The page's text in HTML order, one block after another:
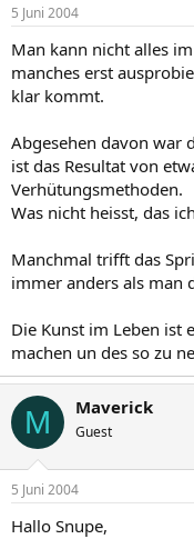
5 Juni 2004
Man kann nicht alles
manches erst
klar kommt.
Abgesehen davon war
ist das Resultat von
Verhütungsmethoden.
Was nicht heisst, das
Manchmal trifft das
immer anders als man
Die Kunst im Leben ist
machen un des so zu
M Maverick
Guest
5 Juni 2004
Hallo Snupe,